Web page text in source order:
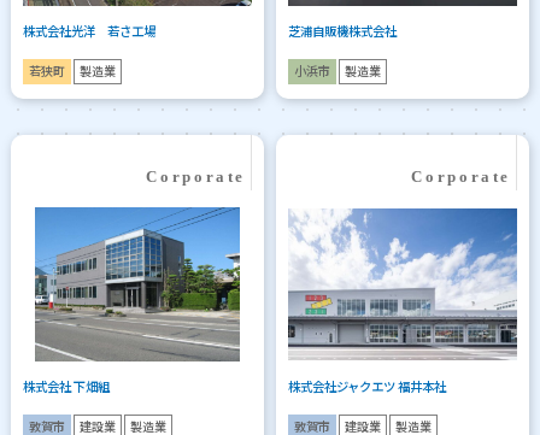
株式会社光洋 若さ工場
若狭町 製造業
芝浦自販機株式会社
小浜市 製造業
株式会社 下畑組
敦賀市 建設業 製造業
株式会社ジャクエツ 福井本社
敦賀市 建設業 製造業